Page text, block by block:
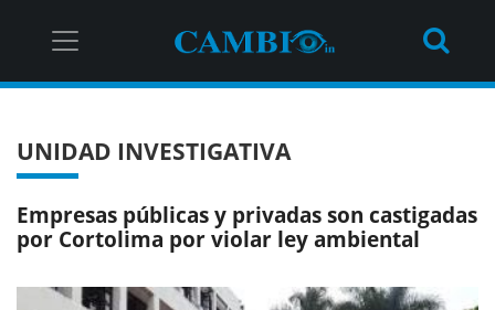
UNIDAD INVESTIGATIVA
Empresas públicas y privadas son castigadas
por Cortolima por violar ley ambiental